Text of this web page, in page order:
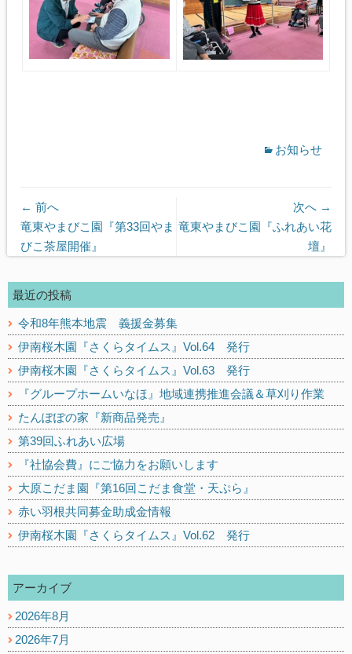
お知らせ
← 前へ
前
の
事:
竜東やまびこ園『第33回やま
びこ茶屋開催』
次へ →
次
事:
竜東やまびこ園『ふれあい花
壇』
最近の投稿
令和8年熊本地震 義援金募集
伊南桜木園『さくらタイムス』Vol.64 発行
伊南桜木園『さくらタイムス』Vol.63 発行
『グループホームいなほ』地域連携推進会議＆草刈り作業
たんぽぽの家『新商品発売』
第39回ふれあい広場
『社協会費』にご協力をお願いします
大原こだま園『第16回こだま食堂・天ぷら』
赤い羽根共同募金助成金情報
伊南桜木園『さくらタイムス』Vol.62 発行
アーカイブ
2026年8月
2026年7月